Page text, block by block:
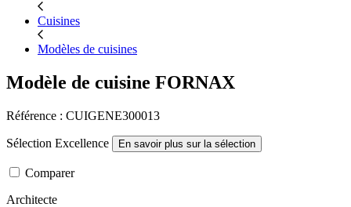
Cuisines
Modèles de cuisines
Modèle de cuisine FORNAX
Référence : CUIGENE300013
Sélection Excellence En savoir plus sur la sélection
Comparer
Architecte